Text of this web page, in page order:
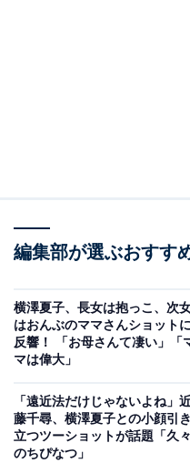
編集部が選ぶおすす
横澤夏子、長女は抱っこ、次
はおんぶのママさんショットに
反響！ 「お母さんて凄い」「
マは偉大」
「遠近法だけじゃないよね」
藤千尋、横澤夏子との小顔引き
立つツーショットが話題「久々
のちぴなつ」